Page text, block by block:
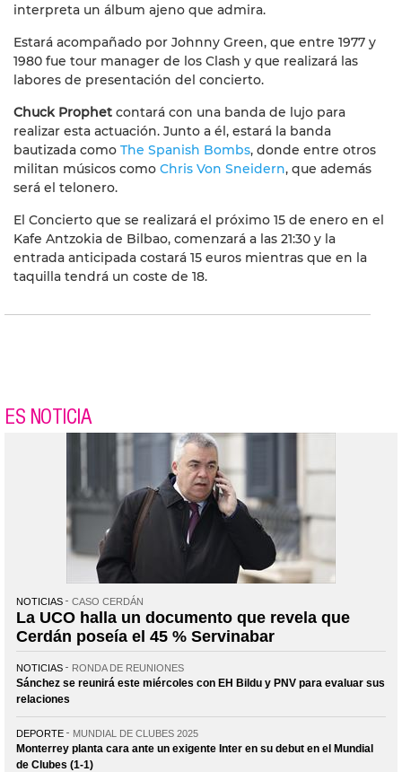
interpreta un álbum ajeno que admira.
Estará acompañado por Johnny Green, que entre 1977 y
1980 fue tour manager de los Clash y que realizará las
labores de presentación del concierto.
Chuck Prophet contará con una banda de lujo para
realizar esta actuación. Junto a él, estará la banda
bautizada como The Spanish Bombs, donde entre otros
militan músicos como Chris Von Sneidern, que además
será el telonero.
El Concierto que se realizará el próximo 15 de enero en el
Kafe Antzokia de Bilbao, comenzará a las 21:30 y la
entrada anticipada costará 15 euros mientras que en la
taquilla tendrá un coste de 18.
ES NOTICIA
NOTICIAS CASO CERDÁN
La UCO halla un documento que revela que
Cerdán poseía el 45 % Servinabar
NOTICIAS RONDA DE REUNIONES
Sánchez se reunirá este miércoles con EH Bildu y PNV para evaluar sus
relaciones
DEPORTE MUNDIAL DE CLUBES 2025
Monterrey planta cara ante un exigente Inter en su debut en el Mundial
de Clubes (1-1)